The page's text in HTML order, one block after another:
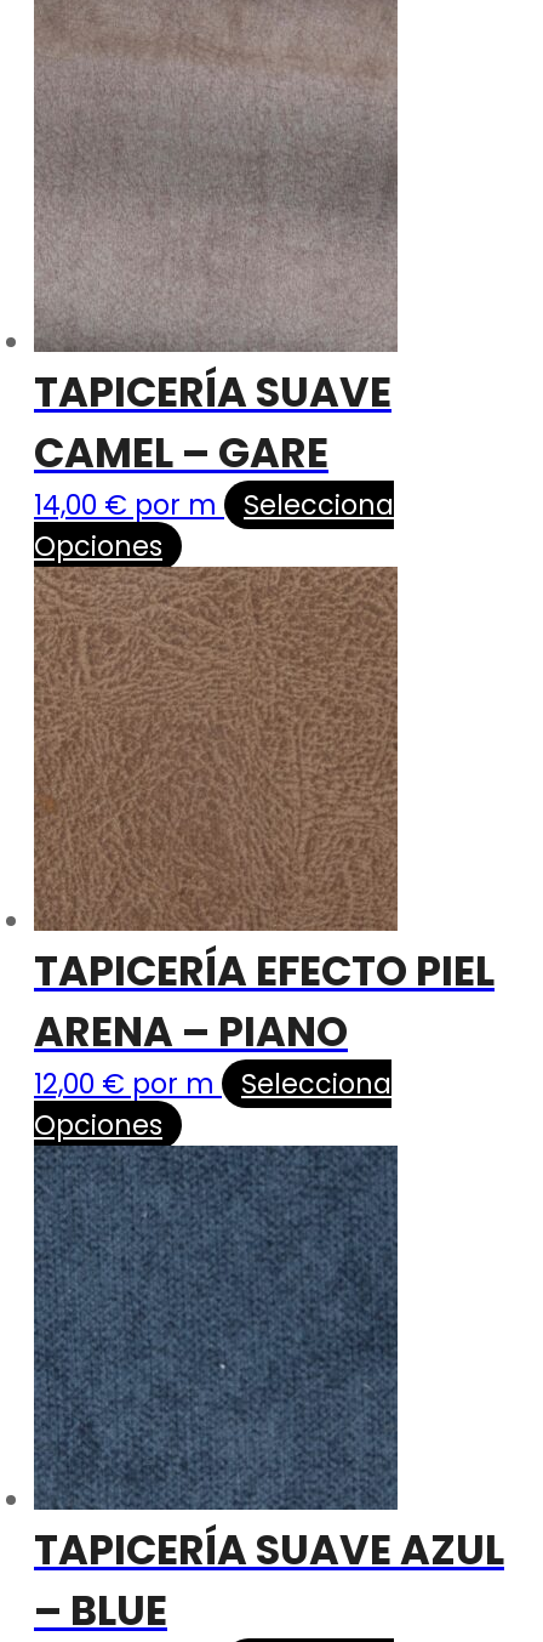
TAPICERÍA SUAVE
CAMEL – GARE
14,00 € por m
Selecciona
Opciones
TAPICERÍA EFECTO PIEL
ARENA – PIANO
12,00 € por m
Selecciona
Opciones
TAPICERÍA SUAVE AZUL
– BLUE